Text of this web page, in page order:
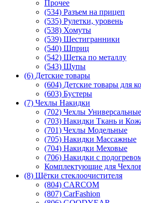
Прочее
(534) Разъем на прицеп
(535) Рулетки, уровень
(538) Хомуты
(539) Шестигранники
(540) Шприц
(542) Щетка по металлу
(543) Щупы
(6) Детские товары
(604) Детские товары для
(603) Бустеры
(7) Чехлы Накидки
(702) Чехлы Универсальные
(703) Накидки Ткань и
(701) Чехлы Модельные
(705) Накидки Массажные
(704) Накидки Меховые
(706) Накидки с
Комплектующие для
(8) Щётки стеклоочистителя
(804) CARCOM
(807) CarFashion